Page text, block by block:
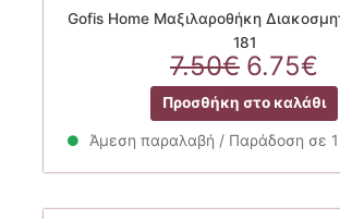
Gofis Home Μαξιλαροθήκη
181
7.50€ Original
price
was:
7.50€.
6.75€
Προσθήκη στο καλάθι
Άμεση παραλαβή / Παράδοση σε